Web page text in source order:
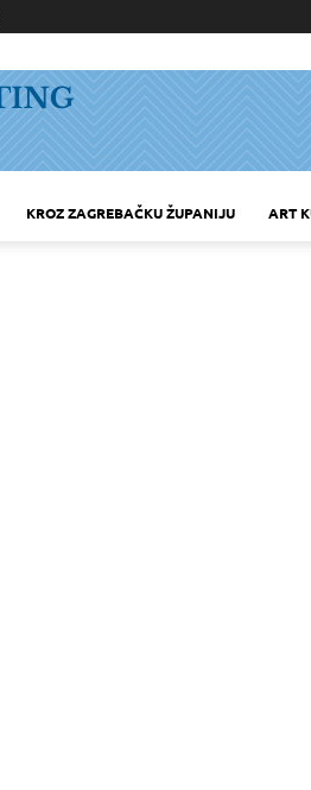
KROZ ZAGREBAČKU ŽUPANIJU ART